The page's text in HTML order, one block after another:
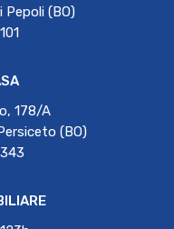
(BO)
178/A
(BO)